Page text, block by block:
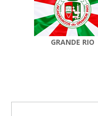
GRANDE RIO